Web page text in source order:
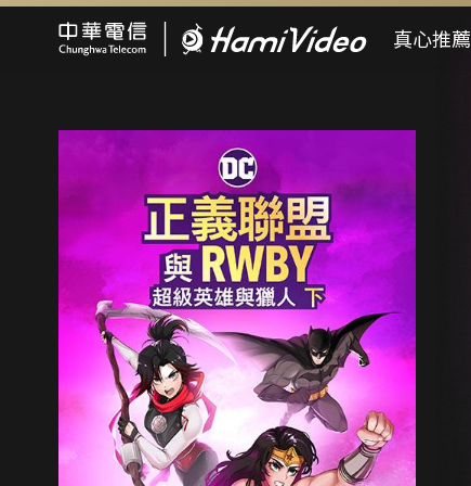
真心推薦